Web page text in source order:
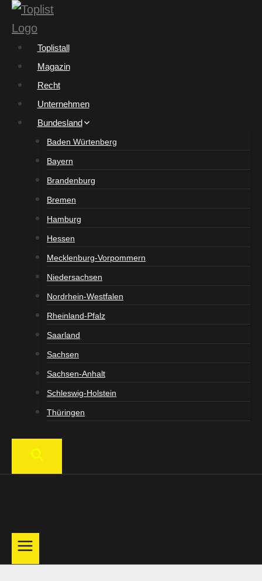
Zum
Inhalt
springenToplistall
Magazin
Recht
Unternehmen
Bundesland
Baden Würtenberg
Bayern
Brandenburg
Bremen
Hamburg
Hessen
Mecklenburg-Vorpommern
Niedersachsen
Nordrhein-Westfalen
Rheinland-Pfalz
Saarland
Sachsen
Sachsen-Anhalt
Schleswig-Holstein
Thüringen